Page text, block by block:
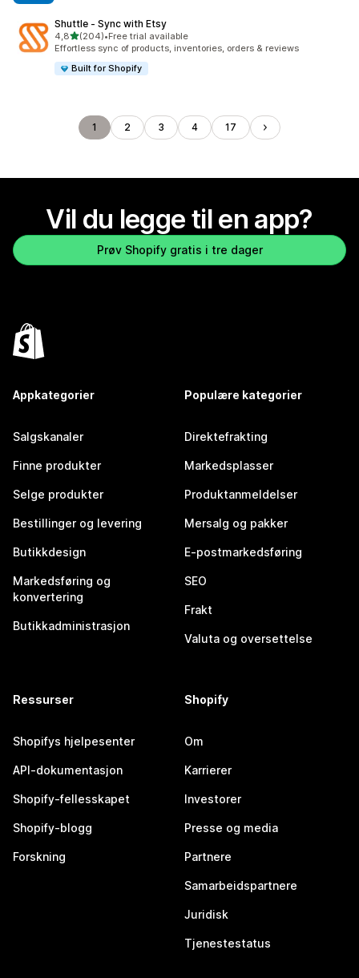
Shuttle ‑ Sync with Etsy
4,8av 5 stjerner
(204)
Totalt 204 omtaler
•Free trial available
Effortless sync of products, inventories, orders & reviews
Built for Shopify
1 2 3 4 17
Vil du legge til en app?
Prøv Shopify gratis i tre dager
Appkategorier
Salgskanaler
Finne produkter
Selge produkter
Bestillinger og levering
Butikkdesign
Markedsføring og
konvertering
Butikkadministrasjon
Populære kategorier
Direktefrakting
Markedsplasser
Produktanmeldelser
Mersalg og pakker
E-postmarkedsføring
SEO
Frakt
Valuta og oversettelse
Ressurser
Shopifys hjelpesenter
API-dokumentasjon
Shopify-fellesskapet
Shopify-blogg
Forskning
Shopify
Om
Karrierer
Investorer
Presse og media
Partnere
Samarbeidspartnere
Juridisk
Tjenestestatus